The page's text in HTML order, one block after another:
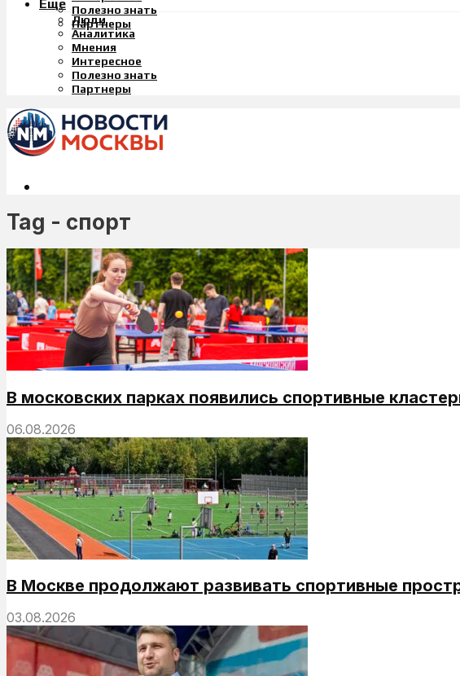
Полезно знать
Партнеры
Еще
Люди
Аналитика
Мнения
Интересное
Полезно знать
Партнеры
Tag - спорт
В московских парках появились спортивные
06.08.2026
В Москве продолжают развивать спортивные
03.08.2026